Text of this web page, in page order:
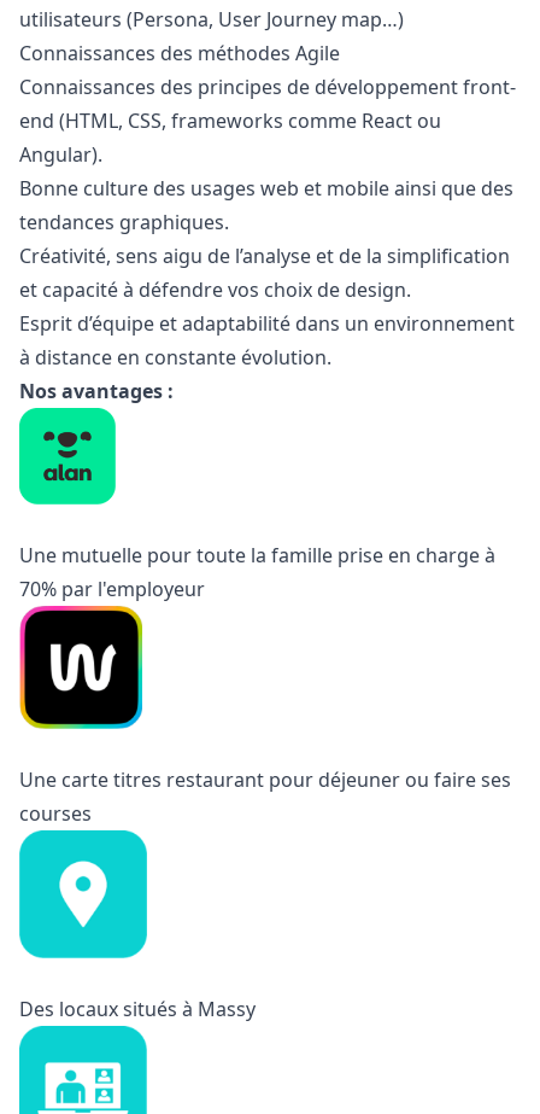
utilisateurs (Persona, User Journey map…)
Connaissances des méthodes Agile
Connaissances des principes de développement front-
end (HTML, CSS, frameworks comme React ou
Angular).
Bonne culture des usages web et mobile ainsi que des
tendances graphiques.
Créativité, sens aigu de l’analyse et de la simplification
et capacité à défendre vos choix de design.
Esprit d’équipe et adaptabilité dans un environnement
à distance en constante évolution.
Nos avantages :
Une mutuelle pour toute la famille prise en charge à
70% par l'employeur
Une carte titres restaurant pour déjeuner ou faire ses
courses
Des locaux situés à Massy